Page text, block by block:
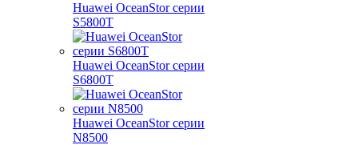
Huawei OceanStor серии
S5800T
Huawei OceanStor серии
S6800T
Huawei OceanStor серии
N8500